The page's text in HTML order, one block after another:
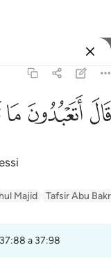
ﲟﲠﲡ
Majid Tafsir Abu
a 37:98